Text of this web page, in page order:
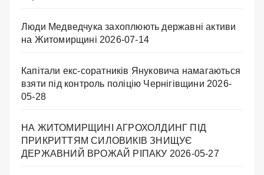
Люди Медведчука захоплюють державні активи
на Житомирщині 2026-07-14
Капітали екс-соратників Януковича намагаються
взяти під контроль поліцію Чернігівщини 2026-
05-28
НА ЖИТОМИРЩИНІ АГРОХОЛДИНГ ПІД
ПРИКРИТТЯМ СИЛОВИКІВ ЗНИЩУЄ
ДЕРЖАВНИЙ ВРОЖАЙ РІПАКУ ​ 2026-05-27